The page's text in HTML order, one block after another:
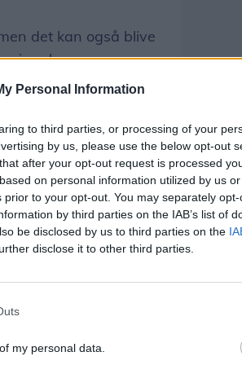
Personal Information
to third parties, or processing of your
by us, please use the below opt-out
after your opt-out request is processed
on personal information utilized by us
to your opt-out. You may separately
by third parties on the IAB’s list of
be disclosed by us to third parties on the
disclose it to other third parties.
my personal data.
det kan også blive
siger han.
sin gård uden for
sørger for at
i dag er medejer af.
det kan være at
ham er arbejdet ikke
hans alder, og dem
med et